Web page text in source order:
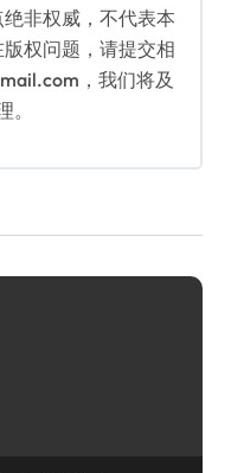
非权威，不代表本
权问题，请提交相
，我们将及
。